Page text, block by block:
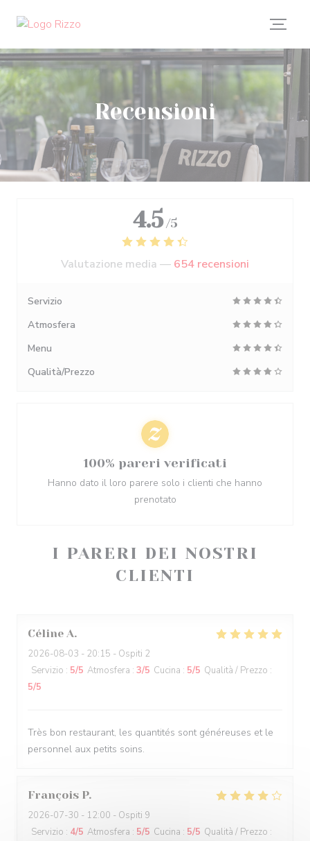
Recensioni
I PARERI DEI NOSTRI
CLIENTI
Céline A
2026-08-03 - 20:15 - Ospiti 2
Servizio : 5/5 Atmosfera : 3/5 Cucina : 5/5 Qualità / Prezzo :
5/5
Très bon restaurant, les quantités sont généreuses et le
personnel aux petits soins.
François P
2026-07-30 - 12:00 - Ospiti 9
Servizio : 4/5 Atmosfera : 5/5 Cucina : 5/5 Qualità / Prezzo :
4.5 /5
Valutazione media — 654 recensioni
Servizio
Atmosfera
Menu
Qualità/Prezzo
100% pareri verificati
Hanno dato il loro parere solo i clienti che hanno
prenotato